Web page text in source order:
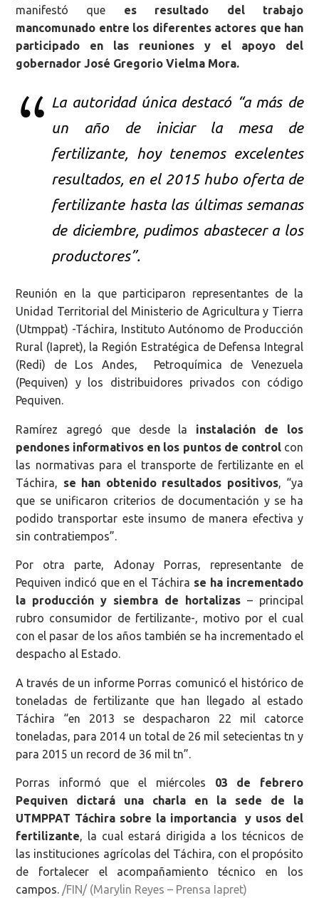
manifestó que es resultado del trabajo
mancomunado entre los diferentes actores que han
participado en las reuniones y el apoyo del
gobernador José Gregorio Vielma Mora.
La autoridad única destacó “a más de
un año de iniciar la mesa de
fertilizante, hoy tenemos excelentes
resultados, en el 2015 hubo oferta de
fertilizante hasta las últimas semanas
de diciembre, pudimos abastecer a los
productores”.
Reunión en la que participaron representantes de la
Unidad Territorial del Ministerio de Agricultura y Tierra
(Utmppat) -Táchira, Instituto Autónomo de Producción
Rural (Iapret), la Región Estratégica de Defensa Integral
(Redi) de Los Andes, Petroquímica de Venezuela
(Pequiven) y los distribuidores privados
con código
Pequiven.
Ramírez agregó que desde la instalación de los
pendones informativos en los puntos de controlcon
las normativas para el transporte de fertilizante en el
Táchira, se han obtenido resultados positivos, “ya
que se unificaron criterios de documentación y se ha
podido transportar este insumo de manera efectiva y
sin contratiempos”.
Por otra parte, Adonay Porras, representante de
Pequiven indicó que en el Táchira se ha incrementado
la producción y siembra de hortalizas – principal
rubro consumidor de fertilizante-, motivo por el cual
con el pasar de los años también se ha incrementado el
despacho al Estado.
A través de un informe Porras comunicó el histórico de
toneladas de fertilizante que han llegado al estado
Táchira “en 2013 se despacharon 22 mil catorce
toneladas, para 2014 un total de 26 mil setecientas tn y
para 2015 un record de 36 mil tn”.
Porras informó que el miércoles 03 de febrero
Pequiven dictará una charla en la sede de la
UTMPPAT Táchira sobre la importancia y usos del
fertilizante, la cual estará dirigida a los técnicos de
las instituciones agrícolas del Táchira, con el propósito
de fortalecer el acompañamiento técnico en los
campos. /FIN/ (Marylin Reyes – Prensa Iapret)